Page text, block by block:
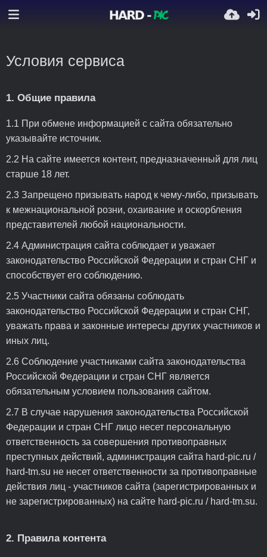
Условия сервиса
1. Общие правила
1.1 При обмене информацией с сайта обязательно
указывайте источник.
2.2 На сайте имеется контент, предназначенный для лиц
старше 18 лет.
2.3 Запрещено призывать народ к чему-либо, призывать
к межнациональной розни, охаивание и оскорбления
представителей любой национальности.
2.4 Администрация сайта соблюдает и уважает
законодательство Российской Федерации и стран СНГ и
способствует его соблюдению.
2.5 Участники сайта обязаны соблюдать
законодательство Российской Федерации и стран СНГ,
уважать права и законные интересы других участников и
иных лиц.
2.6 Соблюдение участниками сайта законодательства
Российской Федерации и стран СНГ является
обязательным условием пользования сайтом.
2.7 В случае нарушения законодательства Российской
Федерации и стран СНГ лицо несет персональную
ответственность за совершения противоправных
преступных действий, администрация сайта hard-pic.ru /
hard-tm.su не несет ответственности за противоправные
действия лиц - участников сайта (зарегистрированных и
не зарегистрированных) на сайте hard-pic.ru / hard-tm.su.
2. Правила контента